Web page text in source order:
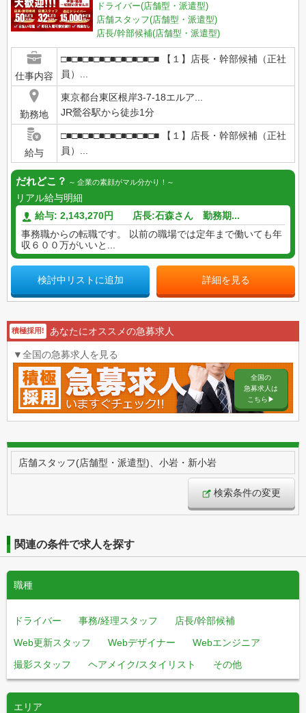
ドライバー(店舗型・派遣型)
店舗スタッフ(店舗型・派遣型)
店長/幹部候補(店舗型・派遣型)
仕事内容
□■□■□■□■□■□■□■□■□■ 【１】店長・幹部候補（正社
員）...
勤務地
東京都台東区根岸3-7-18エルア...
JR鶯谷駅から徒歩1分
給与
□■□■□■□■□■□■□■□■□■ 【１】店長・幹部候補（正社
員）...
だれどこ？ 企業の素顔がマル分かり！
リアル給与明細
給与: 2,143,270円 店長:石森さん 勤務期...
事務職からの転職です。 以前の職場では定年まで働いても年
収６００万がいいと...
検討中リストに追加 詳細を見る
積極採用! あなたにオススメの急募求人
▼全国の急募求人を見る
全国の
急募求人は
こちら▶︎
店舗スタッフ(店舗型・派遣型)、小岩・新小岩
検索条件の変更
関連の条件で求人を探す
職種
ドライバー 事務/経理スタッフ
店長/幹部候補
Web更新スタッフ
Webデザイナー
Webエンジニア
撮影スタッフ
ヘアメイク/スタイリスト その他
エリア